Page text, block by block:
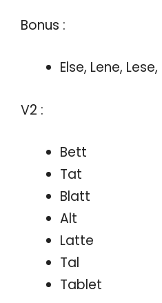
Bonus :
Else, Lene,
V2 :
Bett
Tat
Blatt
Alt
Latte
Tal
Tablet